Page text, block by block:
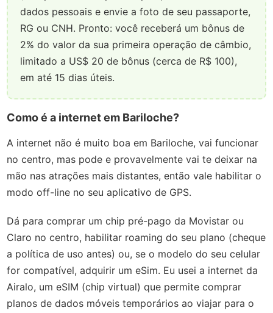
dados pessoais e envie a foto de seu passaporte,
RG ou CNH. Pronto: você receberá um bônus de
2% do valor da sua primeira operação de câmbio,
limitado a US$ 20 de bônus (cerca de R$ 100),
em até 15 dias úteis.
Como é a internet em Bariloche?
A internet não é muito boa em Bariloche, vai funcionar
no centro, mas pode e provavelmente vai te deixar na
mão nas atrações mais distantes, então vale habilitar o
modo off-line no seu aplicativo de GPS.
Dá para comprar um chip pré-pago da Movistar ou
Claro no centro, habilitar roaming do seu plano (cheque
a política de uso antes) ou, se o modelo do seu celular
for compatível, adquirir um eSim. Eu usei a internet da
Airalo, um eSIM (chip virtual) que permite comprar
planos de dados móveis temporários ao viajar para o